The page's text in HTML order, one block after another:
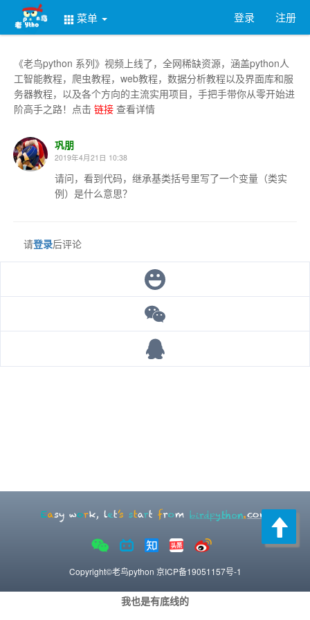
菜单 登录 注册
《老鸟python 系列》视频上线了，全网稀缺资源，涵盖python人
工智能教程，爬虫教程，web教程，数据分析教程以及界面库和服
务器教程，以及各个方向的主流实用项目，手把手带你从零开始进
阶高手之路！点击 链接 查看详情
巩朋
2019年4月21日 10:38
请问，看到代码，继承基类括号里写了一个变量（类实
例）是什么意思？
请登录后评论
Copyright©老鸟python 京ICP备19051157号-1
我也是有底线的